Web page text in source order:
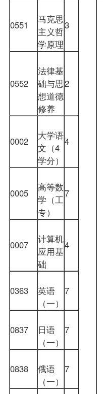
0551 马克思
主义哲
学原理
3
0552
法律基
础与思
想道德
修养
2
0002
大学语
文（4
学分）
4
0005 高等数
学（工
专）
7
0007 计算机
应用基
础
4
0363 英语
（一）
7
0837
日语
（一）
7
0838 俄语
（一）
7